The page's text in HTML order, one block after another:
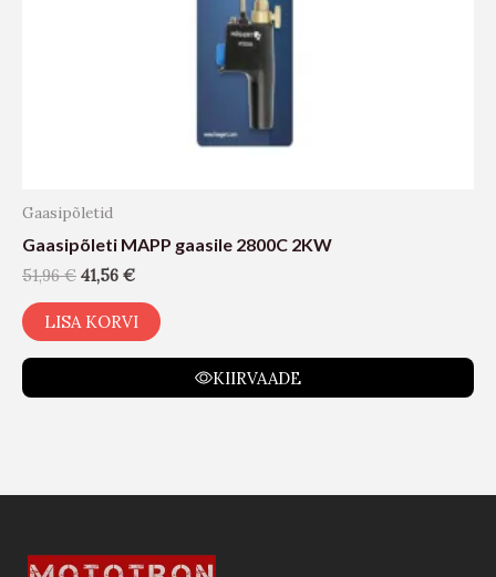
Gaasipõletid
Gaasipõleti MAPP gaasile 2800C 2KW
51,96€ 41,56 €
LISA KORVI
KIIRVAADE